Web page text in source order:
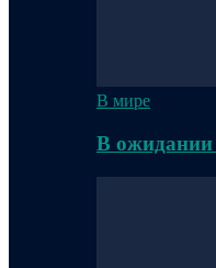
В мире
В ожидании